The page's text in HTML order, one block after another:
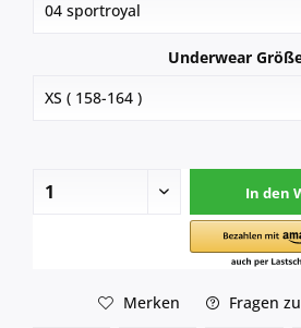
Underwear
In den
Merken Fragen